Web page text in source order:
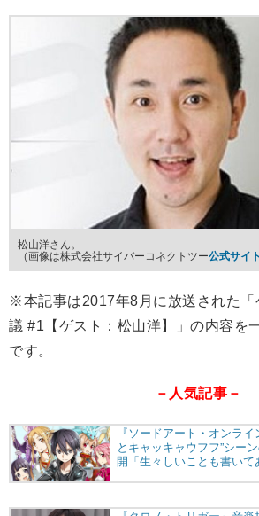
松山洋さん。
（画像は株式会社サイバーコネクトツー公式サイト
※本記事は2017年8月に放送された「
議 #1【ゲスト：松山洋】」の内容を
です。
－人気記事－